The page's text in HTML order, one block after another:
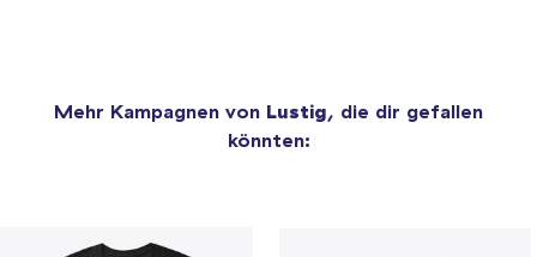
Mehr Kampagnen von Lustig, die dir gefallen
könnten: